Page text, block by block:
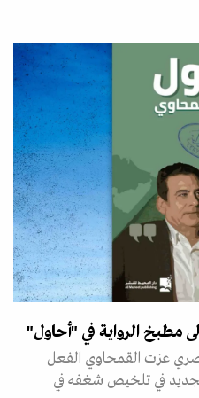
مطبخ الرواية في "أحاول"
عزت القمحاوي الفعل
الجديد في تلخيص شغفه في